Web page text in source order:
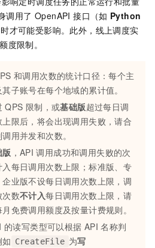
调用了 OpenAPI 接口（如 Python
才可能受影响。此外，线上调度实
度限制。
和调用次数的统计口径：每个主
子账号在每个地域的累计值。
QPS 限制，或基础版超过每日调
上限后，将会出现调用失败，请合
用并发和次数。
，API 调用成功和调用失败的次
入每日调用次数上限；标准版、专
企业版不设每日调用次数上限，调
次数不计入每日调用次数上限，请
免费调用额度及按量计费规则。
的读写类型可以根据 API 名称判
CreateFile 为写